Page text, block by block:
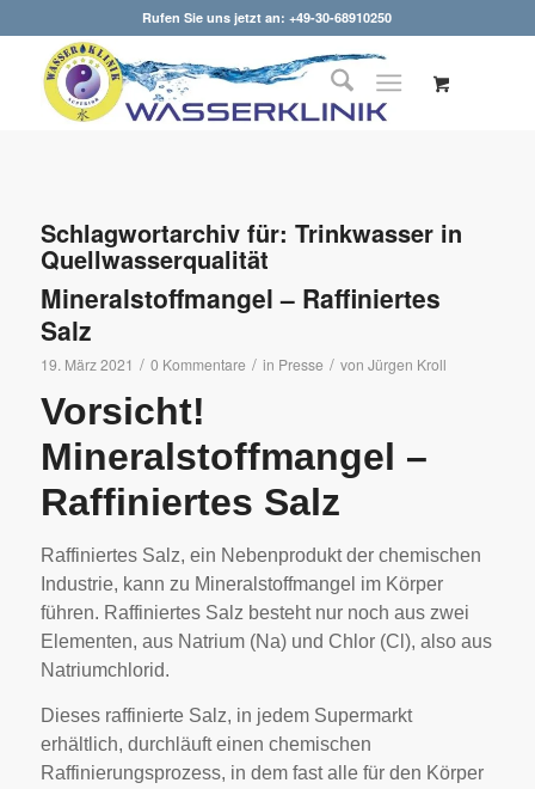
Rufen Sie uns jetzt an: +49-30-68910250
Schlagwortarchiv für: Trinkwasser in
Quellwasserqualität
Mineralstoffmangel – Raffiniertes
Salz
19. März 2021 / 0 Kommentare / in Presse / von Jürgen Kroll
Vorsicht!
Mineralstoffmangel –
Raffiniertes Salz
Raffiniertes Salz, ein Nebenprodukt der chemischen
Industrie, kann zu Mineralstoffmangel im Körper
führen. Raffiniertes Salz besteht nur noch aus zwei
Elementen, aus Natrium (Na) und Chlor (Cl), also aus
Natriumchlorid.
Dieses raffinierte Salz, in jedem Supermarkt
erhältlich, durchläuft einen chemischen
Raffinierungsprozess, in dem fast allefür den Körper